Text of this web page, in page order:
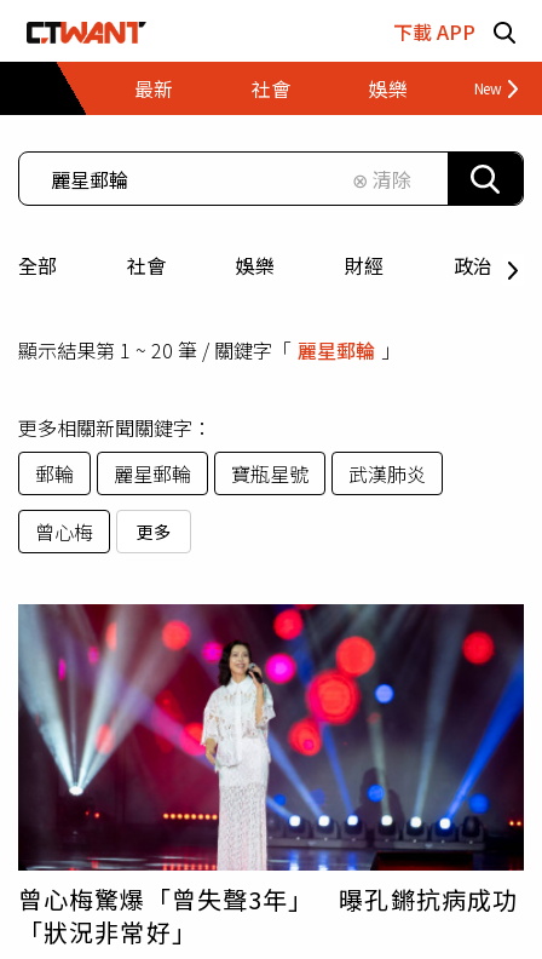
下載 APP
最新
社會 娛樂 財經
⊗ 清除
全部 社會 娛樂 財經 政治
顯示結果第 1 ~ 20 筆 / 關鍵字「 麗星郵輪 」
更多相關新聞關鍵字：
郵輪
麗星郵輪 寶瓶星號
武漢肺炎
曾心梅
更多
曾心梅驚爆「曾失聲3年」 曝孔鏘抗病成功
「狀況非常好」